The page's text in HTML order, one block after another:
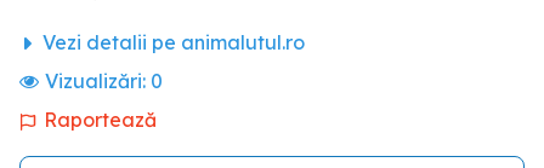
Vezi detalii pe animalutul.ro
Vizualizări: 0
Raportează